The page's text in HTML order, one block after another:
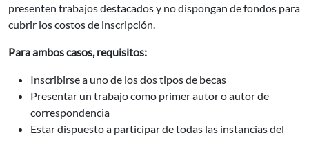
presenten trabajos destacados y no dispongan de fondos para
cubrir los costos de inscripción.
Para ambos casos, requisitos:
Inscribirse a uno de los dos tipos de becas
Presentar un trabajo como primer autor o autor de
correspondencia
Estar dispuesto a participar de todas las instancias del